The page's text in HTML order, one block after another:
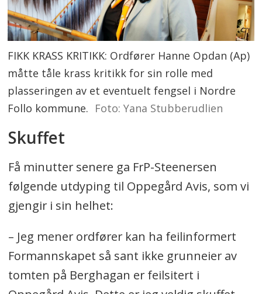
FIKK KRASS KRITIKK: Ordfører Hanne Opdan (Ap)
måtte tåle krass kritikk for sin rolle med
plasseringen av et eventuelt fengsel i Nordre
Follo kommune. Foto: Yana Stubberudlien
Skuffet
Få minutter senere ga FrP-Steenersen
følgende utdyping til Oppegård Avis, som vi
gjengir i sin helhet:
– Jeg mener ordfører kan ha feilinformert
Formannskapet så sant ikke grunneier av
tomten på Berghagan er feilsitert i